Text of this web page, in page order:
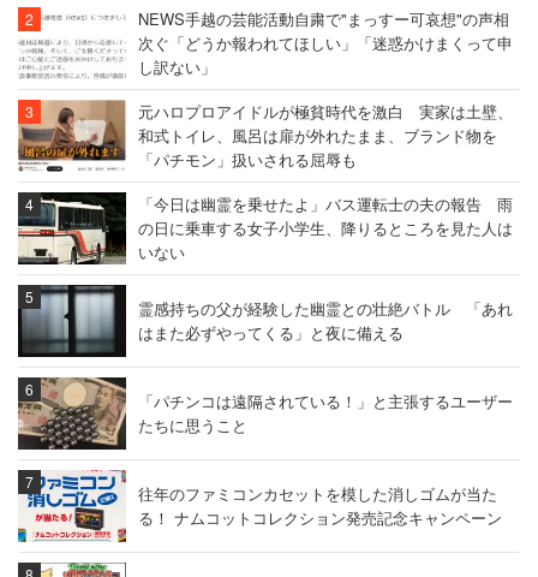
それが筋だと思っているので
ずっとそうしております。
— DAICHI@ベース弾き (@daichi_ayachan)2018年3
月23日
違法アプリで聴いてる＝ダサいっていう風潮がはび
これば良いのに??
— かんた (@Gunjooooo229)
NEWS手越の芸能活動自粛で"まっすー可哀想"の声相
次ぐ「どうか報われてほしい」「迷惑かけまくって申
し訳ない」
元ハロプロアイドルが極貧時代を激白 実家は土壁、
和式トイレ、風呂は扉が外れたまま、ブランド物を
「パチモン」扱いされる屈辱も
「今日は幽霊を乗せたよ」バス運転士の夫の報告 雨
の日に乗車する女子小学生、降りるところを見た人は
いない
霊感持ちの父が経験した幽霊との壮絶バトル 「あれ
はまた必ずやってくる」と夜に備える
「パチンコは遠隔されている！」と主張するユーザー
たちに思うこと
往年のファミコンカセットを模した消しゴムが当た
る！ ナムコットコレクション発売記念キャンペーン